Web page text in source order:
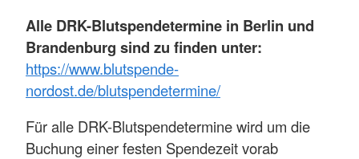
Alle DRK-Blutspendetermine in Berlin und
Brandenburg sind zu finden unter:
https://www.blutspende-
nordost.de/blutspendetermine/
Für alle DRK-Blutspendetermine wird um die
Buchung einer festen Spendezeit vorab